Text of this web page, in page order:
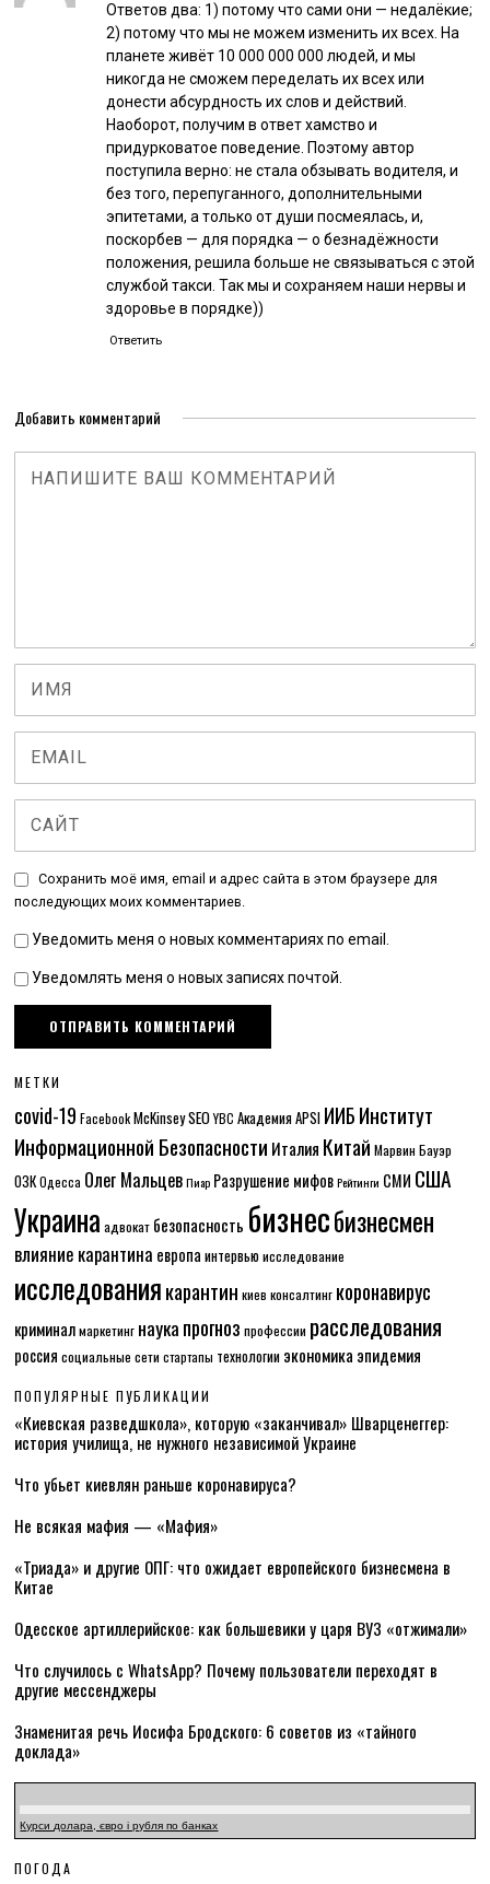
Ответов два: 1) потому что сами они — недалёкие;
2) потому что мы не можем изменить их всех. На
планете живёт 10 000 000 000 людей, и мы
никогда не сможем переделать их всех или
донести абсурдность их слов и действий.
Наоборот, получим в ответ хамство и
придурковатое поведение. Поэтому автор
поступила верно: не стала обзывать водителя, и
без того, перепуганного, дополнительными
эпитетами, а только от души посмеялась, и,
поскорбев — для порядка — о безнадёжности
положения, решила больше не связываться с этой
службой такси. Так мы и сохраняем наши нервы и
здоровье в порядке))
Ответить
Добавить комментарий
Сохранить моё имя, email и адрес сайта в этом браузере для
последующих моих комментариев.
Уведомить меня о новых комментариях по email.
Уведомлять меня о новых записях почтой.
МЕТКИ
covid-19 Facebook McKinseySEO YBC Академия APSI ИИБИнститут
Информационной Безопасности Италия Китай Марвин Бауэр
ОЗК Одесса Олег Мальцев Пиар Разрушение мифов Рейтинги СМИ США
Украина адвокат безопасность бизнесбизнесмен
влияние карантина европа интервьюисследование
исследованиякарантин киев консалтинг коронавирус
криминалмаркетинг наукапрогноз профессии расследования
россия социальные сети стартапы технологии экономика эпидемия
ПОПУЛЯРНЫЕ ПУБЛИКАЦИИ
«Киевская разведшкола», которую «заканчивал» Шварценеггер:
история училища, не нужного независимой Украине
Что убьет киевлян раньше коронавируса?
Не всякая мафия — «Мафия»
«Триада» и другие ОПГ: что ожидает европейского бизнесмена в
Китае
Одесское артиллерийское: как большевики у царя ВУЗ «отжимали»
Что случилось с WhatsApp? Почему пользователи переходят в
другие мессенджеры
Знаменитая речь Иосифа Бродского: 6 советов из «тайного
доклада»
Курси долара, євро і рубля по банках
ПОГОДА